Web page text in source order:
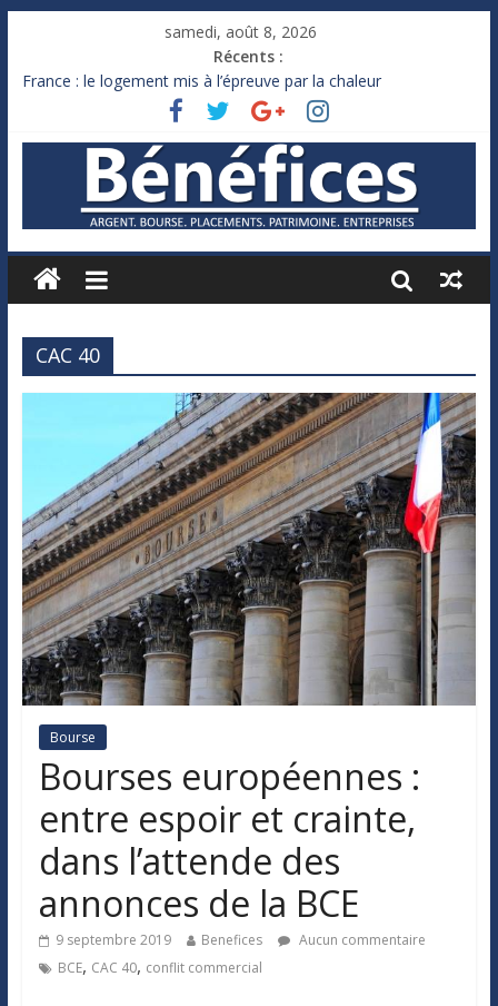
samedi, août 8, 2026
Récents :
France : le logement mis à l’épreuve par la chaleur
Des milliards de dollars de droits de douane déjà remboursés
Royaume-Uni : Andy Burnham recule sur l’impôt
Xavier Niel, le milliardaire qui ne touche presque rien
Ruée des fortunes russes vers l’étranger
CAC 40
Bourse
Bourses européennes :
entre espoir et crainte,
dans l’attende des
annonces de la BCE
9 septembre 2019 Benefices
Aucun commentaire
BCE, CAC 40, conflit commercial